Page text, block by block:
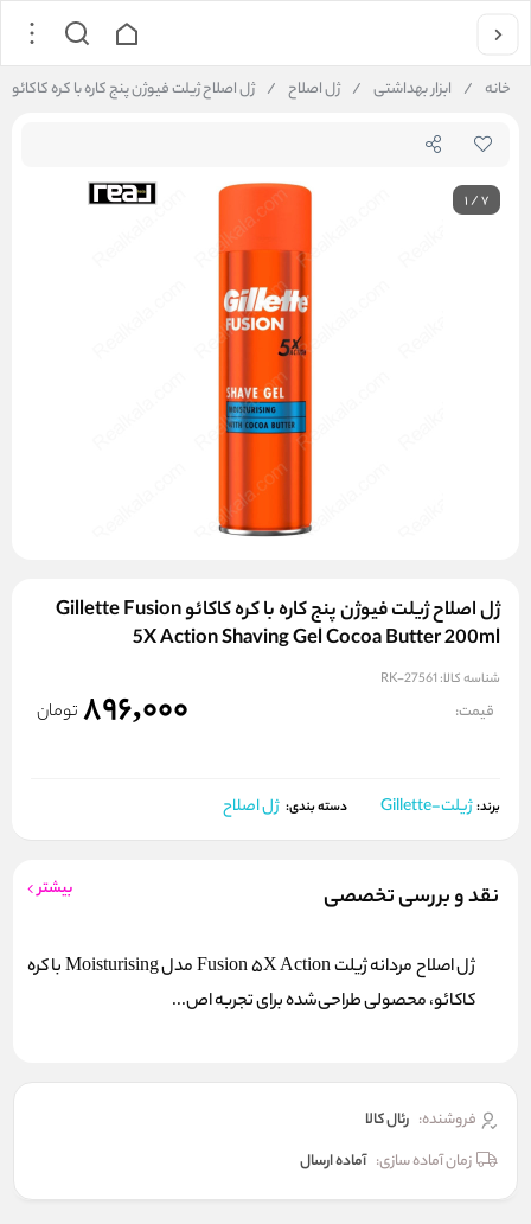
خانه / ابزار بهداشتی / ژل اصلاح / ژل اصلاح ژیلت فیوژن پنج کاره با کره کاکائو Gillette Fusion 5X Action Shaving Gel Cocoa Butter 200ml
1/7
ژل اصلاح ژیلت فیوژن پنج کاره با کره کاکائو Gillette Fusion
5X Action Shaving Gel Cocoa Butter 200ml
شناسه کالا: RK-27561
قیمت: 896,000 تومان
برند: ژیلت-Gillette دسته بندی: ژل اصلاح
نقد و بررسی تخصصی بیشتر
ژل اصلاح مردانه ژیلت Fusion 5X Action مدل Moisturising با کره
کاکائو، محصولی طراحی‌شده برای تجربه اص...
فروشنده: رئال كالا
زمان آماده سازی: آماده ارسال